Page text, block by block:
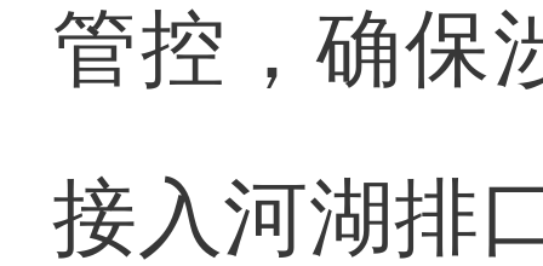
管控，确保
接入河湖排